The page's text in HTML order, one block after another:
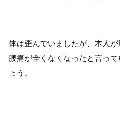
体は歪んでいましたが、本人
腰痛が全くなくなったと言っ
ょう。